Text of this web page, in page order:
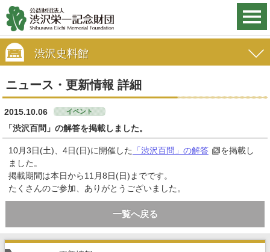
渋沢史料館
ニュース・更新情報 詳細
2015.10.06 イベント
「渋沢百問」の解答を掲載しました。
10月3日(土)、4日(日)に開催した 「渋沢百問」の解答
を掲載し
ました。
掲載期間は本日から11月8日(日)までです。
たくさんのご参加、ありがとうございました。
一覧へ戻る